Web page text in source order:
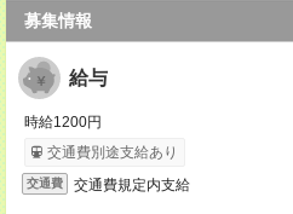
募集情報
給与
時給1200円
交通費別途支給あり
交通費 交通費規定内支給